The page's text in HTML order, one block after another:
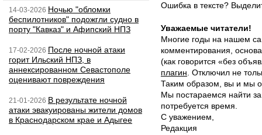
14-03-2026 Ночью "обломки
беспилотников" подожгли судно в
порту "Кавказ" и Афипский НПЗ
17-02-2026 После ночной атаки
горит Ильский НПЗ, в
аннексированном Севастополе
оценивают повреждения
21-01-2026 В результате ночной
атаки эвакуированы жители домов
в Краснодарском крае и Адыгее
Ошибка в тексте?
Уважаемые читатели!
Многие годы на нашем
комментирования,
(как говорится «без
плагин . Отключил не
Таким образом, вы и мы
Мы постараемся найти
потребуется время.
С уважением,
Редакция